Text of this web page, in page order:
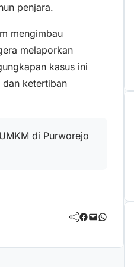
penjara.
mengimbau
melaporkan
kasus ini
dan ketertiban
di Purworejo
Facebook Mail WhatsApp